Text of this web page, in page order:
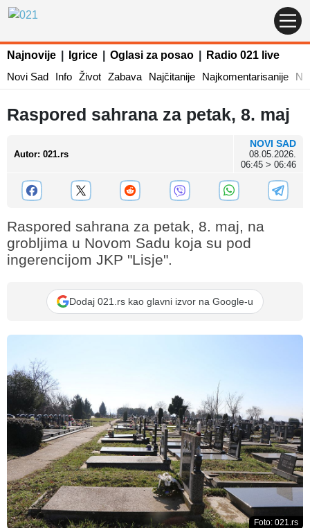
Najnovije Igrice Oglasi za posao
Radio 021 live
Novi Sad
Info Život Zabava Najčitanije Najkomentarisanije
Raspored sahrana za petak, 8. maj
Autor: 021.rs
NOVI SAD
08.05.2026.
06:45 > 06:46
Raspored sahrana za petak, 8. maj, na
grobljima u Novom Sadu koja su pod
ingerencijom JKP "Lisje".
Dodaj 021.rs kao glavni izvor na Google-u
Foto: 021.rs